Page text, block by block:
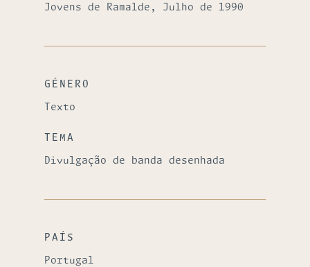
Jovens de Ramalde, Julho de 1990
GÉNERO
Texto
TEMA
Divulgação de banda desenhada
PAÍS
Portugal